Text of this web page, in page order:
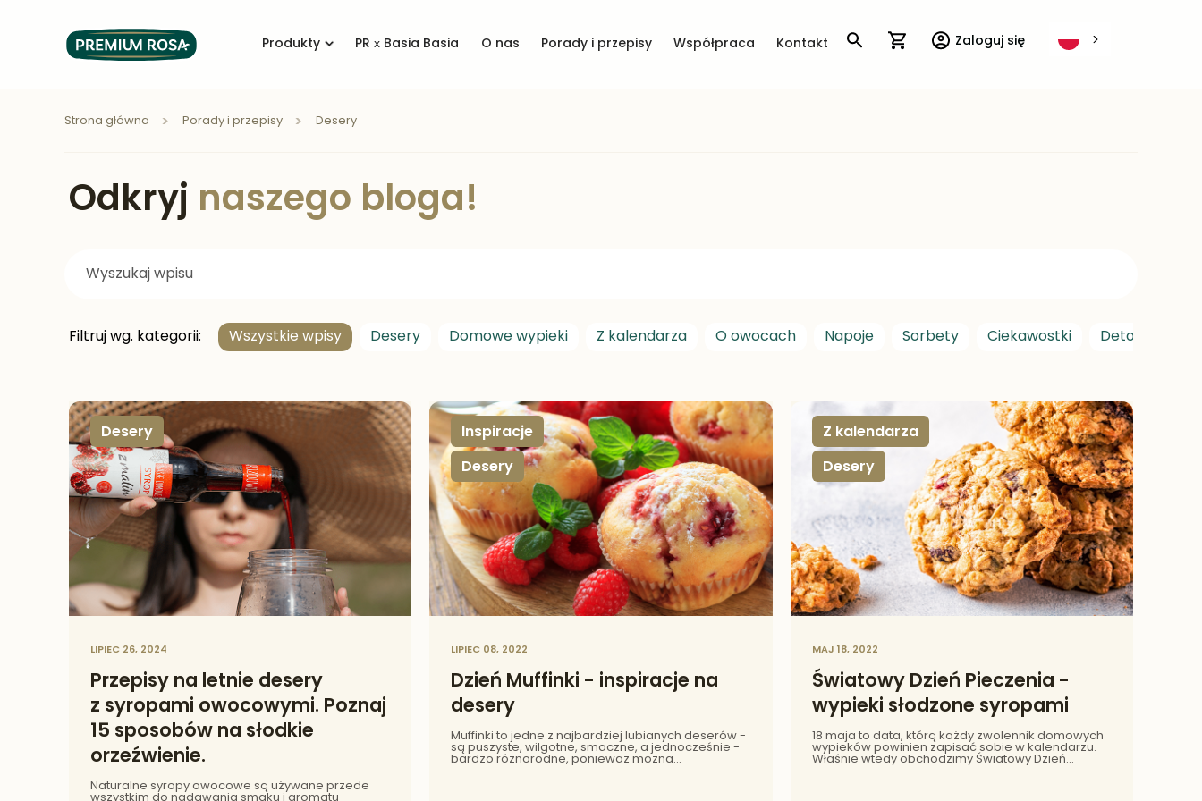
Produkty PR x Basia Basia O nas Porady i przepisy Współpraca Kontakt Zaloguj się
Mój koszyk
Strona główna Porady i przepisy Desery
Odkryj naszego bloga!
Filtruj wg. kategorii: Wszystkie wpisy Desery Domowe wypieki Z kalendarza O owocach Napoje Sorbety Ciekawostki Detoks
Desery
LIPIEC 26, 2024
Przepisy na letnie desery
z syropami owocowymi. Poznaj
15 sposobów na słodkie
orzeźwienie.
Naturalne syropy owocowe są używane przede
wszystkim do nadawania smaku i aromatu
Inspiracje
,
Desery
LIPIEC 08, 2022
Dzień Muffinki - inspiracje na
desery
Muffinki to jedne z najbardziej lubianych deserów -
są puszyste, wilgotne, smaczne, a jednocześnie -
bardzo różnorodne, ponieważ można
Z kalendarza
,
Desery
MAJ 18, 2022
Światowy Dzień Pieczenia -
wypieki słodzone syropami
18 maja to data, którą każdy zwolennik domowych
wypieków powinien zapisać sobie w kalendarzu.
Właśnie wtedy obchodzimy Światowy Dzień